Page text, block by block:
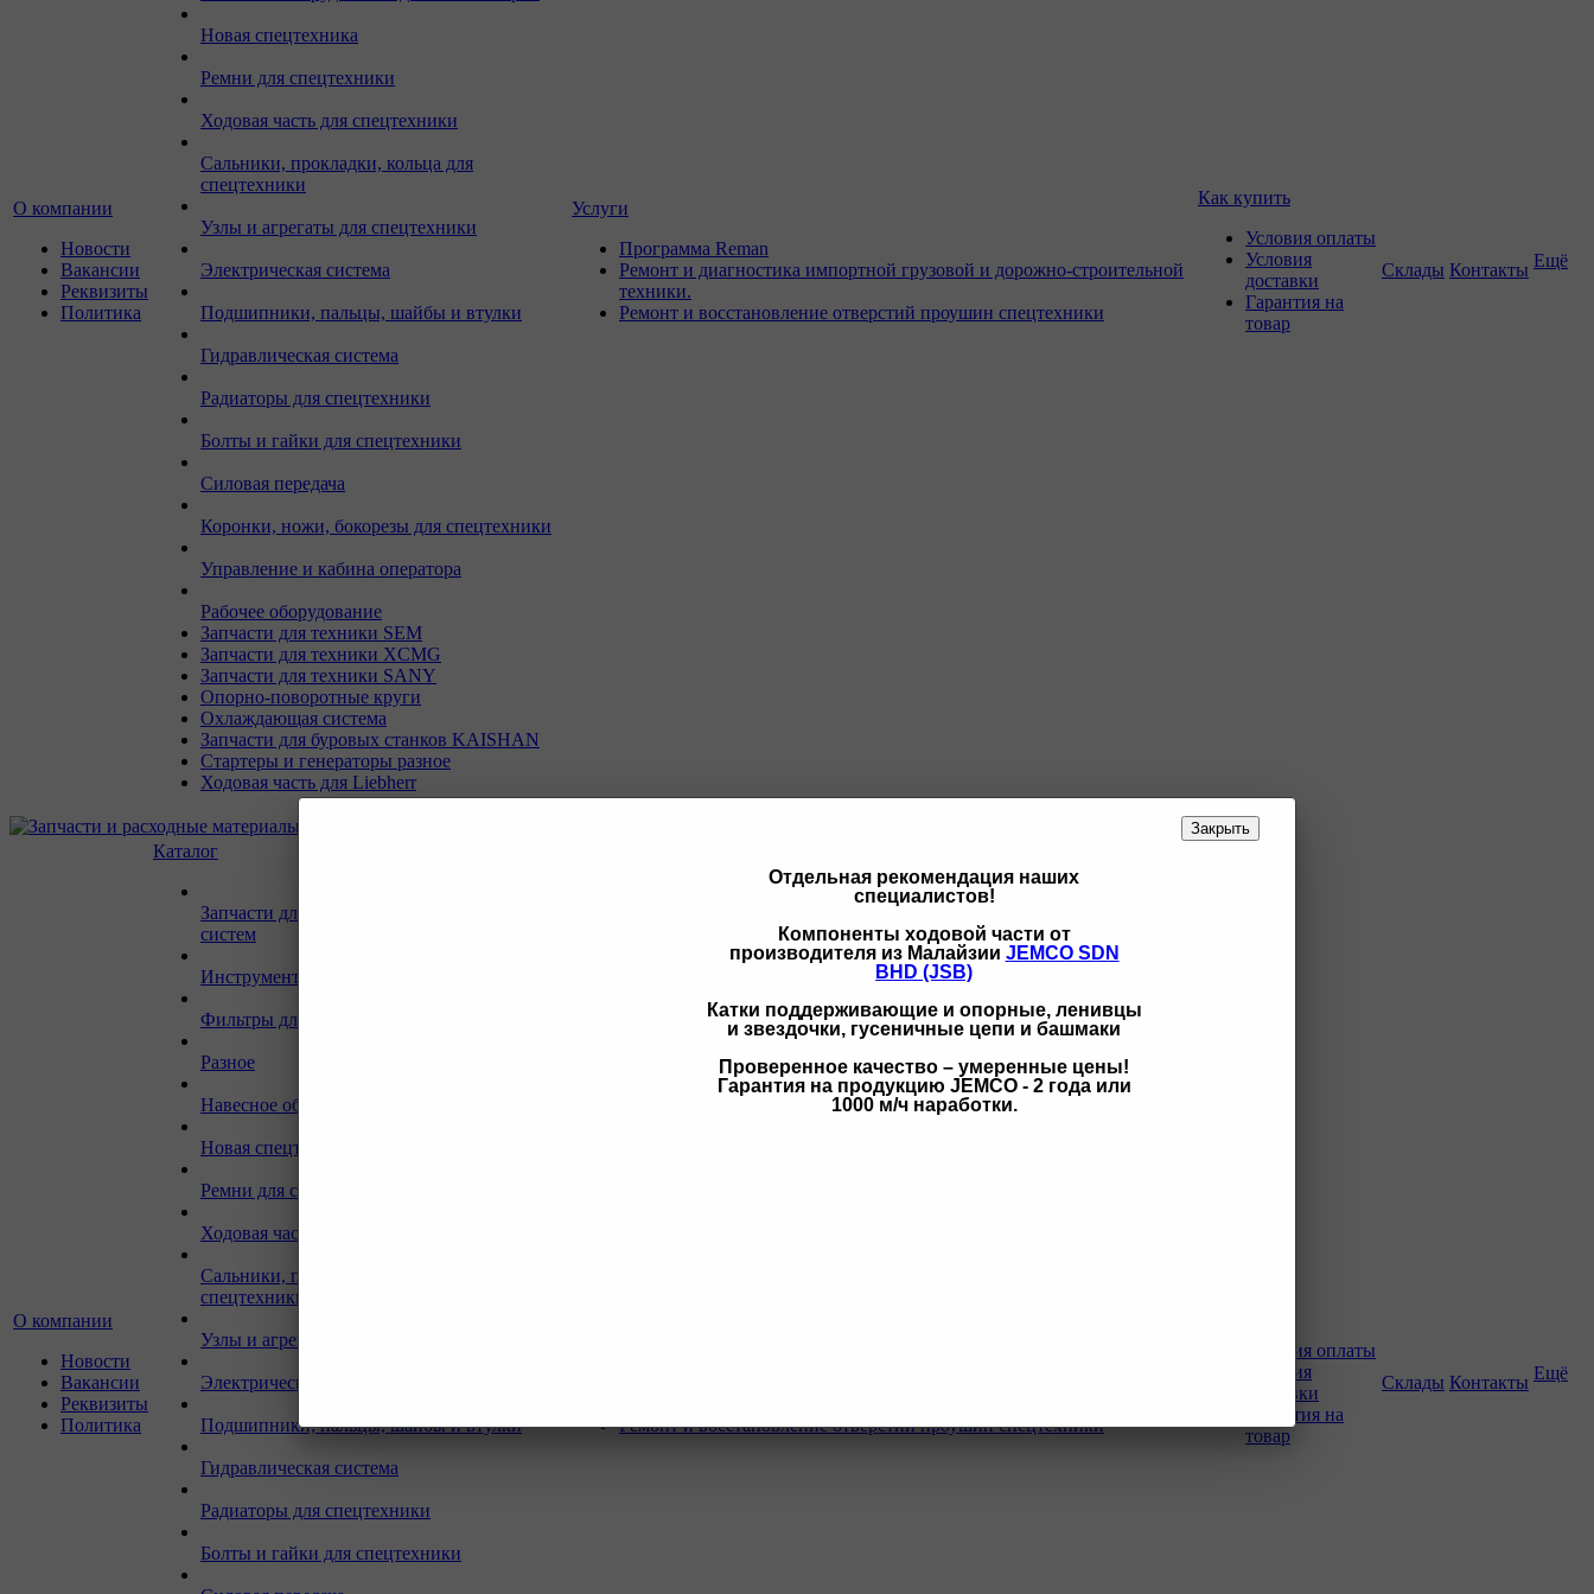
Закрыть
Отдельная рекомендация наших
специалистов!
Компоненты ходовой части от
производителя из Малайзии JEMCO SDN
BHD (JSB)
Катки поддерживающие и опорные, ленивцы
и звездочки, гусеничные цепи и башмаки
Проверенное качество – умеренные цены!
Гарантия на продукцию JEMCO - 2 года или
1000 м/ч наработки.
О компании
Новости
Вакансии
Реквизиты
Политика
Новая спецтехника
Ремни для спецтехники
Ходовая часть для спецтехники
Сальники, прокладки, кольца для
спецтехники
Узлы и агрегаты для спецтехники
Электрическая система
Подшипники, пальцы, шайбы и втулки
Гидравлическая система
Радиаторы для спецтехники
Болты и гайки для спецтехники
Силовая передача
Коронки, ножи, бокорезы для спецтехники
Управление и кабина оператора
Рабочее оборудование
Запчасти для техники SEM
Запчасти для техники XCMG
Запчасти для техники SANY
Опорно-поворотные круги
Охлаждающая система
Запчасти для буровых станков KAISHAN
Стартеры и генераторы разное
Ходовая часть для Liebherr
Услуги
Программа Reman
Ремонт и диагностика импортной грузовой и дорожно-строительной
техники.
Ремонт и восстановление отверстий проушин спецтехники
Как купить
Условия оплаты
Условия
доставки
Гарантия на
товар
Склады Контакты Ещё
О компании
Новости
Вакансии
Реквизиты
Политика
Каталог
Запчасти для двигателей и сопутствующих
систем
Инструмент и материалы для СТО
Фильтры для спецтехники
Разное
Навесное оборудование для экскаваторов
Новая спецтехника
Ремни для спецтехники
Ходовая часть для спецтехники
Сальники, прокладки, кольца для
спецтехники
Узлы и агрегаты для спецтехники
Электрическая система
Подшипники, пальцы, шайбы и втулки
Гидравлическая система
Радиаторы для спецтехники
Болты и гайки для спецтехники
Ремонт и восстановление отверстий проушин спецтехники
Условия оплаты
Условия
доставки
Гарантия на
товар
Склады Контакты Ещё